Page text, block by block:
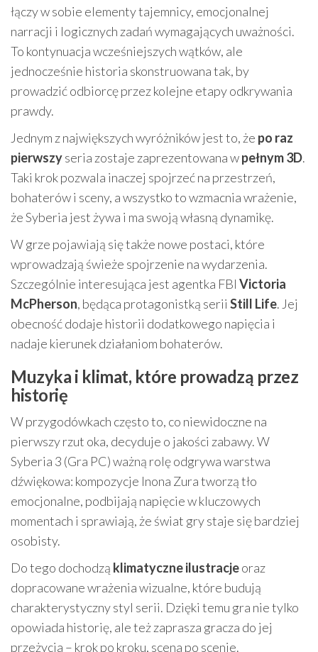
łączy w sobie elementy tajemnicy, emocjonalnej
narracji i logicznych zadań wymagających uważności.
To kontynuacja wcześniejszych wątków, ale
jednocześnie historia skonstruowana tak, by
prowadzić odbiorcę przez kolejne etapy odkrywania
prawdy.
Jednym z największych wyróżników jest to, że po raz
pierwszyseria zostaje zaprezentowana wpełnym 3D.
Taki krok pozwala inaczej spojrzeć na przestrzeń,
bohaterów i sceny, a wszystko to wzmacnia wrażenie,
że Syberia jest żywa i ma swoją własną dynamikę.
W grze pojawiają się także nowe postaci, które
wprowadzają świeże spojrzenie na wydarzenia.
Szczególnie interesująca jest agentka FBI Victoria
McPherson, będąca protagonistką serii Still Life. Jej
obecność dodaje historii dodatkowego napięcia i
nadaje kierunek działaniom bohaterów.
Muzyka i klimat, które prowadzą przez
historię
W przygodówkach często to, co niewidoczne na
pierwszy rzut oka, decyduje o jakości zabawy. W
Syberia 3 (Gra PC) ważną rolę odgrywa warstwa
dźwiękowa: kompozycje Inona Zura tworzą tło
emocjonalne, podbijają napięcie w kluczowych
momentach i sprawiają, że świat gry staje się bardziej
osobisty.
Do tego dochodzą klimatyczne ilustracjeoraz
dopracowane wrażenia wizualne, które budują
charakterystyczny styl serii. Dzięki temu gra nie tylko
opowiada historię, ale też zaprasza gracza do jej
przeżycia – krok po kroku, scena po scenie.